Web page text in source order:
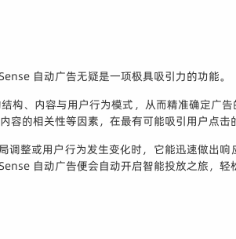
自动广告无疑是一项极具吸引力的功能。
构、内容与用户行为模式，从而精准确定广
容的相关性等因素，在最有可能吸引用户点
整或用户行为发生变化时，它能迅速做出
自动广告便会自动开启智能投放之旅，轻